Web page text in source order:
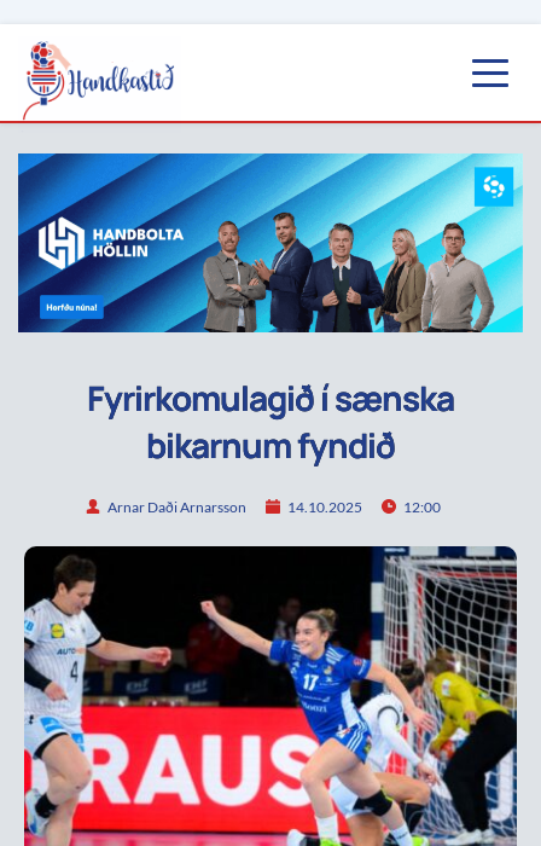
Fyrirkomulagið í sænska
bikarnum fyndið
Arnar Daði Arnarsson 14.10.2025 12:00